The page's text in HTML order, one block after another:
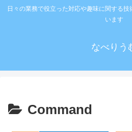
日々の業務で役立った対応や趣味に関する
います
なべりう
Command